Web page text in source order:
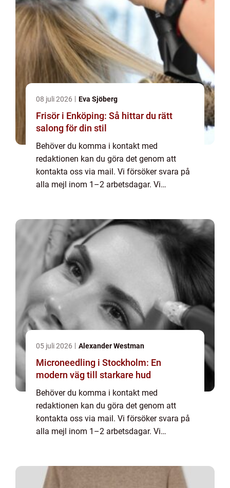
08 juli 2026 Eva Sjöberg
Frisör i Enköping: Så hittar du rätt
salong för din stil
Behöver du komma i kontakt med
redaktionen kan du göra det genom att
kontakta oss via mail. Vi försöker svara på
alla mejl inom 1–2 arbetsdagar. Vi
05 juli 2026 Alexander Westman
Microneedling i Stockholm: En
modern väg till starkare hud
Behöver du komma i kontakt med
redaktionen kan du göra det genom att
kontakta oss via mail. Vi försöker svara på
alla mejl inom 1–2 arbetsdagar. Vi